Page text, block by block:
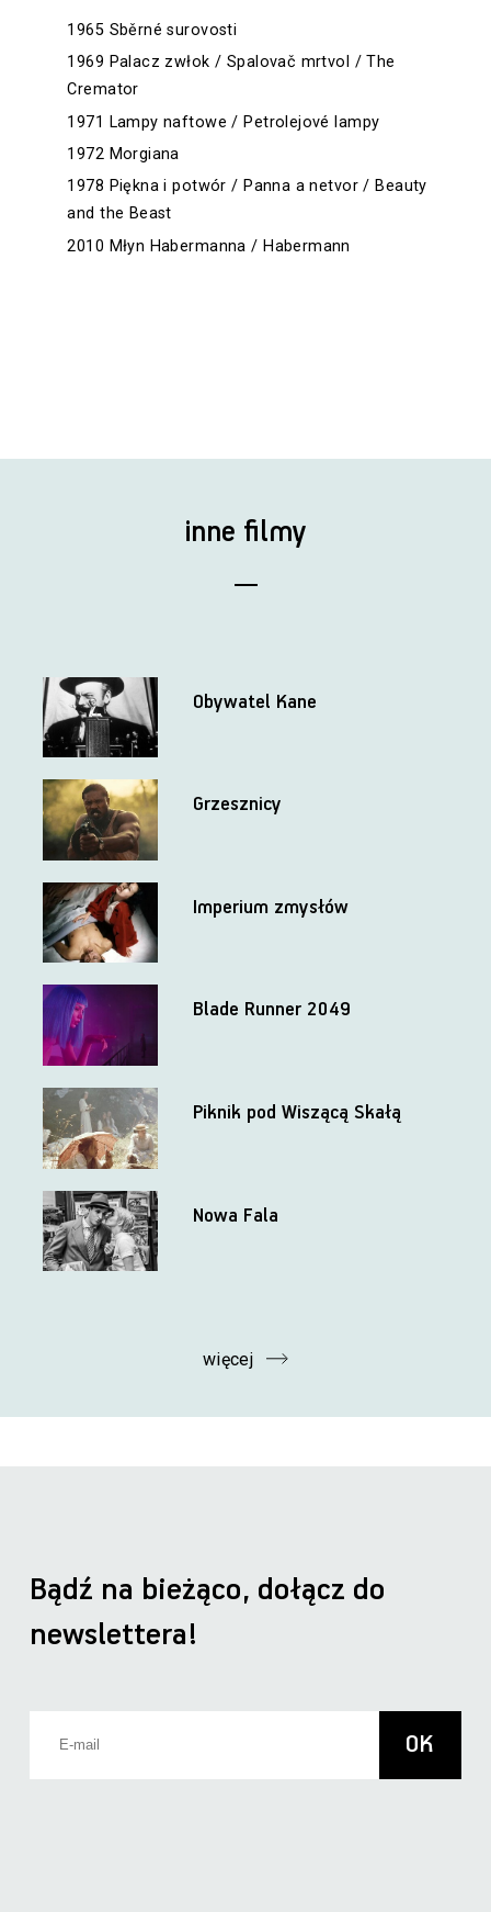
1965 Sběrné surovosti
1969 Palacz zwłok / Spalovač mrtvol / The
Cremator
1971 Lampy naftowe / Petrolejové lampy
1972 Morgiana
1978 Piękna i potwór / Panna a netvor / Beauty
and the Beast
2010 Młyn Habermanna / Habermann
inne filmy
Obywatel Kane
Grzesznicy
Imperium zmysłów
Blade Runner 2049
Piknik pod Wiszącą Skałą
Nowa Fala
więcej
Bądź na bieżąco, dołącz do
newslettera!